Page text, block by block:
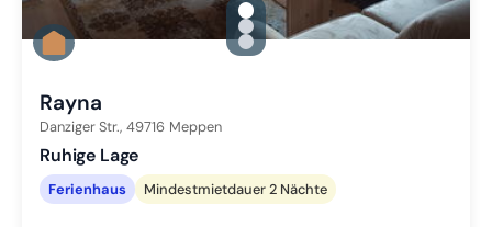
gallery.slide_selector
Zu Slide 1 wechseln
Zu Slide 2 wechseln
Zu Slide 3 wechseln
Rayna
Danziger Str., 49716 Meppen
Ruhige Lage
Ferienhaus Mindestmietdauer 2 Nächte